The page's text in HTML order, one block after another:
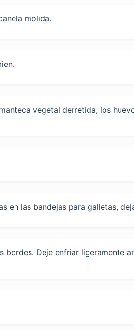
molida.
vegetal derretida, los
en las bandejas para galletas,
Deje enfriar ligeramente